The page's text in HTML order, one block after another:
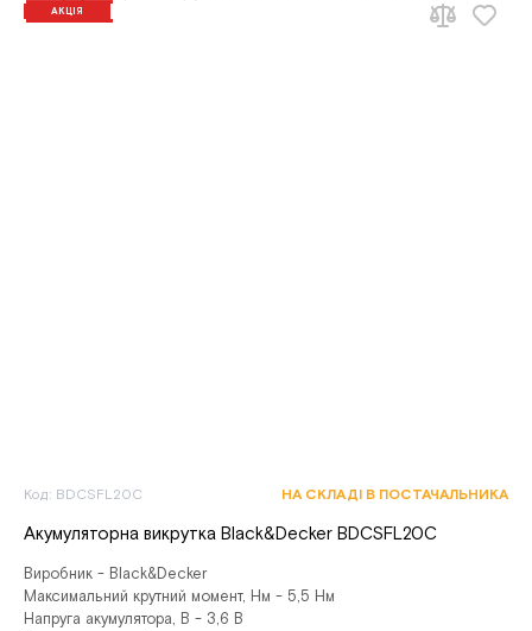
АКЦІЯ
Код: BDCSFL20C НА СКЛАДІ В ПОСТАЧАЛЬНИКА
Акумуляторна викрутка Black&Decker BDCSFL20C
Виробник - Black&Decker
Максимальний крутний момент, Нм - 5,5 Нм
Напруга акумулятора, В - 3,6 В